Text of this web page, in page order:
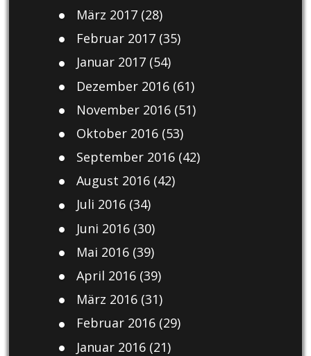
März 2017(28)
Februar 2017(35)
Januar 2017(54)
Dezember 2016(61)
November 2016(51)
Oktober 2016(53)
September 2016(42)
August 2016(42)
Juli 2016(34)
Juni 2016(30)
Mai 2016(39)
April 2016(39)
März 2016(31)
Februar 2016(29)
Januar 2016(21)